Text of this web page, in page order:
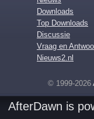
Downloads
Top Downloads
Discussie
Vraag en
Nieuws2.nl
© 1999-2026
AfterDawn is